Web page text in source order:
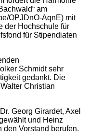
am
OPJDnO-AqnE) mit
der Hochschule für
für Stipendiaten
Schmidt sehr
gedankt. Die
Christian
Georg Girardet, Axel
und Heinz
den Vorstand berufen.